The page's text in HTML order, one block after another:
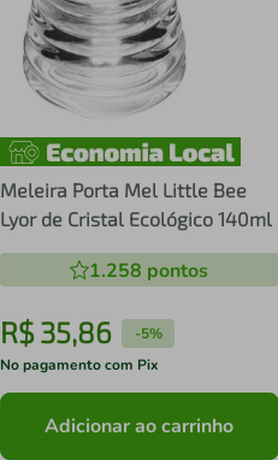
Meleira Porta Mel Little Bee
Lyor de Cristal Ecológico 140ml
1.258 pontos
R$ 35,86 -5%
No pagamento com Pix
Adicionar ao carrinho